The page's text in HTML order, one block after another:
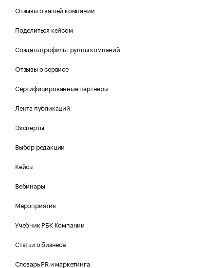
Отзывы о вашей компании
Поделиться кейсом
Создать профиль группы компаний
Отзывы о сервисе
Сертифицированные партнеры
Лента публикаций
Эксперты
Выбор редакции
Кейсы
Вебинары
Мероприятия
Учебник РБК Компании
Статьи о бизнесе
Словарь PR и маркетинга